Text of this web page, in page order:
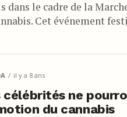
dans le cadre de la
Cet événement
il y a 8 ans
célébrités ne
du cannabis